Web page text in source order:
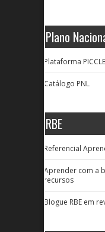
Plano
Plataforma PICCLE
Catálogo PNL
RBE
Referencial
Aprender com a
recursos
Blogue RBE em